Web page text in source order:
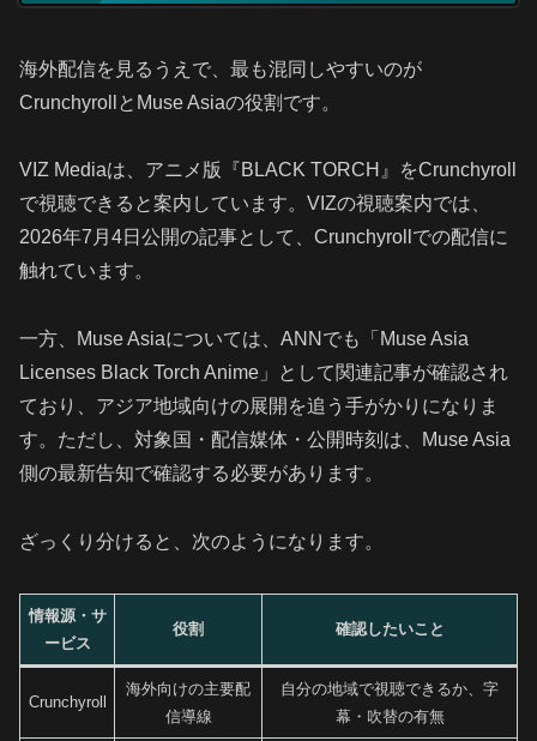
海外配信を見るうえで、最も混同しやすいのが
CrunchyrollとMuse Asiaの役割です。
VIZ Mediaは、アニメ版『BLACK TORCH』をCrunchyroll
で視聴できると案内しています。VIZの視聴案内では、
2026年7月4日公開の記事として、Crunchyrollでの配信に
触れています。
一方、Muse Asiaについては、ANNでも「Muse Asia
Licenses Black Torch Anime」として関連記事が確認され
ており、アジア地域向けの展開を追う手がかりになりま
す。ただし、対象国・配信媒体・公開時刻は、Muse Asia
側の最新告知で確認する必要があります。
ざっくり分けると、次のようになります。
情報源・サ
ービス
役割 確認したいこと
Crunchyroll
海外向けの主要配
信導線
自分の地域で視聴できるか、字
幕・吹替の有無